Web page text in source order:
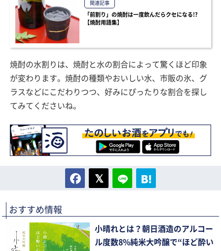
関連記事
「前割り」の焼酎は一度飲んだらクセになる!?
【焼酎用語集】
焼酎の水割りは、焼酎と水の割合によって驚くほど印象
が変わります。焼酎の種類やおいしい水、市販の氷、グ
ラスなどにこだわりつつ、好みにぴったりな割合を探し
てみてくださいね。
おすすめ情報
小晴れとは？朝日酒造のアルコー
ル度数8%純米大吟醸で“ほど酔い